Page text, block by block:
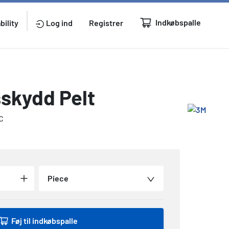
Log ind Registrer Indkøbspalle
Pelt
Piece
Føj til indkøbspalle